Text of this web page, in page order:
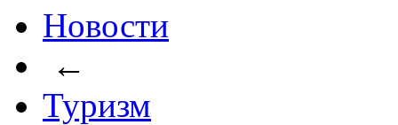
Новости
←
Туризм